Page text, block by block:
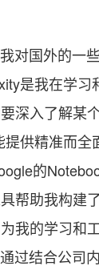
对国外的一
是我在学习
深入了解某
供精准而全
的
帮助我构建
我的学习和
过结合公司